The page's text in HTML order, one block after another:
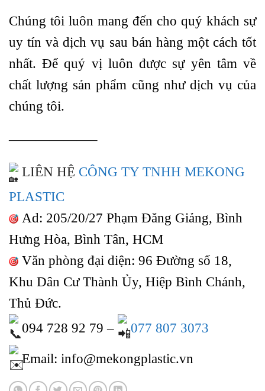
Chúng tôi luôn mang đến cho quý khách sự
uy tín và dịch vụ sau bán hàng một cách tốt
nhất. Để quý vị luôn được sự yên tâm về
chất lượng sản phẩm cũng như dịch vụ của
chúng tôi.
——————–
LIÊN HỆ CÔNG TY TNHH MEKONG
PLASTIC
Ad: 205/20/27 Phạm Đăng Giảng, Bình
Hưng Hòa, Bình Tân, HCM
Văn phòng đại diện: 96 Đường số 18,
Khu Dân Cư Thành Ủy, Hiệp Bình Chánh,
Thủ Đức.
094 728 92 79 –
077 807 3073
Email: info@mekongplastic.vn